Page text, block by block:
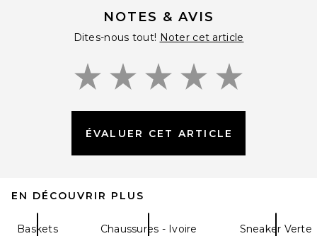
Nike
NOTES & AVIS
Dites-nous tout! Noter cet article
ÉVALUER CET ARTICLE
EN DÉCOUVRIR PLUS
Baskets Chaussures - Ivoire Sneaker Verte